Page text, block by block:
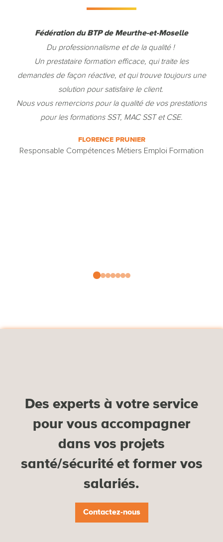
Fédération du BTP de Meurthe-et-Moselle
Du professionnalisme et de la qualité !
Un prestataire formation efficace, qui traite les
demandes de façon réactive, et qui trouve toujours une
solution pour satisfaire le client.
Nous vous remercions pour la qualité de vos prestations
pour les formations SST, MAC SST et CSE.
FLORENCE PRUNIER
Responsable Compétences Métiers Emploi Formation
Des experts à votre service
pour vous accompagner
dans vos projets
santé/sécurité et former vos
salariés.
Contactez-nous